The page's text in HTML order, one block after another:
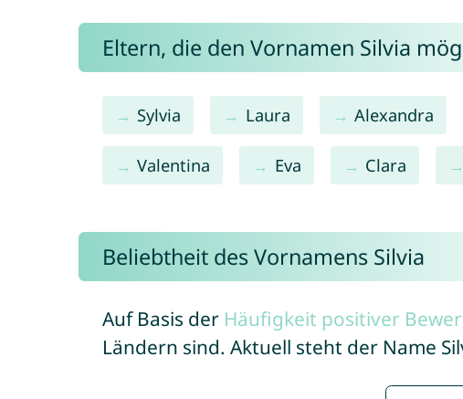
Eltern, die den Vornamen Silvia
Sylvia Laura Alexandra
Valentina Eva Clara
Beliebtheit des Vornamens Silvia
Auf Basis der Häufigkeit positiver
Ländern sind. Aktuell steht der Name